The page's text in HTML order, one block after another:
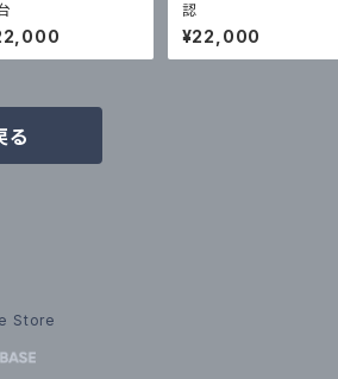
認
¥22,000
る
Store